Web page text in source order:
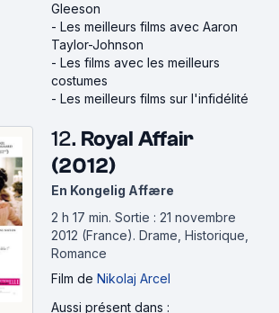
Gleeson
- Les meilleurs films avec Aaron
Taylor-Johnson
- Les films avec les meilleurs
costumes
- Les meilleurs films sur l'infidélité
12. Royal Affair
(2012)
En Kongelig Affære
2 h 17 min. Sortie : 21 novembre
2012 (France). Drame, Historique,
Romance
Film de Nikolaj Arcel
Aussi présent dans :